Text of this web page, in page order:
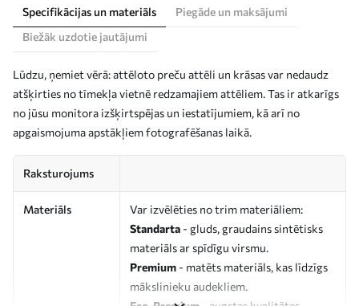
Specifikācijas un materiāls
Piegāde un maksājumi
Biežāk uzdotie jautājumi
Lūdzu, ņemiet vērā: attēloto preču attēli un krāsas var nedaudz
atšķirties no tīmekļa vietnē redzamajiem attēliem. Tas ir atkarīgs
no jūsu monitora izšķirtspējas un iestatījumiem, kā arī no
apgaismojuma apstākļiem fotografēšanas laikā.
Raksturojums
Materiāls
Var izvēlēties no trim materiāliem:
Standarta - gluds, graudains sintētisks
materiāls ar spīdīgu virsmu.
Premium - matēts materiāls, kas līdzīgs
mākslinieku audekliem.